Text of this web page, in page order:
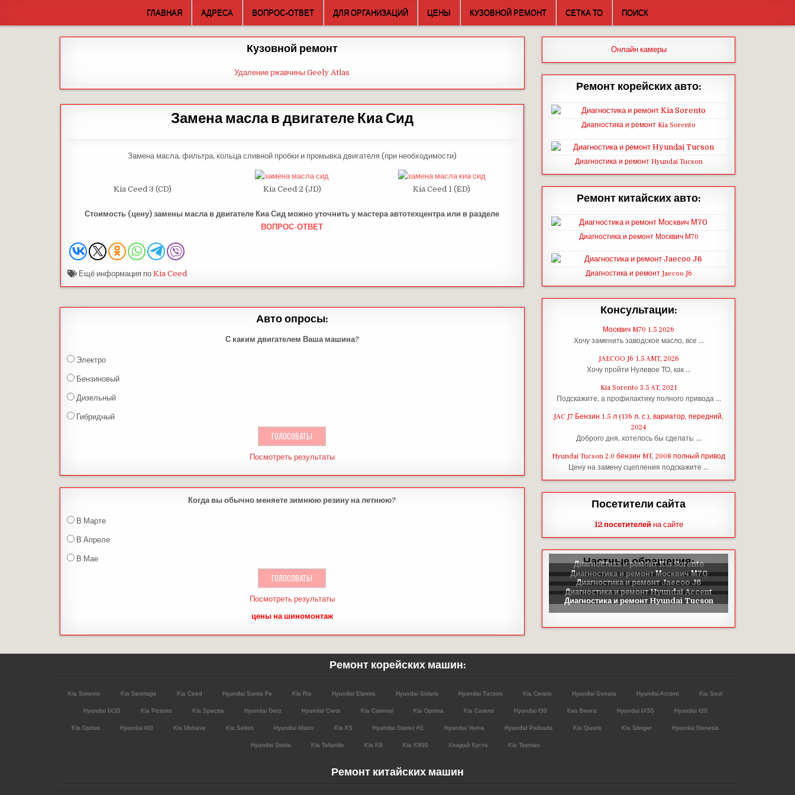
content
ГЛАВНАЯ АДРЕСА ВОПРОС-ОТВЕТ ДЛЯ ОРГАНИЗАЦИЙ ЦЕНЫ КУЗОВНОЙ РЕМОНТ СЕТКА ТО ПОИСК
Кузовной ремонт
Удаление ржавчины Geely Atlas
Замена масла в двигателе Киа Сид
Замена масла, фильтра, кольца сливной пробки и промывка двигателя (при необходимости)
Kia Ceed 3 (CD) Kia Ceed 2 (JD) Kia Ceed 1 (ED)
Стоимость (цену) замены масла в двигателе Киа Сид можно уточнить у мастера автотехцентра или в разделе
ВОПРОС-ОТВЕТ
Ещё информация по Kia Ceed
Авто опросы:
С каким двигателем Ваша машина?
Электро
Бензиновый
Дизельный
Гибридный
Посмотреть результаты
Когда вы обычно меняете зимнюю резину на летнюю?
В Марте
В Апреле
В Мае
Посмотреть результаты
цены на шиномонтаж
Онлайн камеры
Ремонт корейских авто:
Диагностика и ремонт Kia Sorento
Диагностика и ремонт Hyundai Tucson
Ремонт китайских авто:
Диагностика и ремонт Москвич М70
Диагностика и ремонт Jaecoo J6
Консультации:
Москвич M70 1.5 2026
Хочу заменить заводское масло, все …
JAECOO J6 1.5 AMT, 2026
Хочу пройти Нулевое ТО, как …
Kia Sorento 3.5 AT, 2021
Подскажите, а профилактику полного привода …
JAC J7 Бензин 1.5 л (136 л. с.), вариатор, передний,
2024
Доброго дня, хотелось бы сделать: …
Hyundai Tucson 2.0 бензин MT, 2008 полный привод
Цену на замену сцепления подскажите …
Посетители сайта
12 посетителейна сайте
Частные обращения:
Ремонт корейских машин:
Kia Sorento Kia Sportage Kia Ceed Hyundai Santa Fe Kia Rio Hyundai Elantra Hyundai Solaris Hyundai Tucson Kia Cerato Hyundai Sonata Hyundai Accent Kia Soul
Hyundai IX35 Kia Picanto Kia Spectra Hyundai Getz Hyundai Creta Kia Carnival Kia Optima Kia Carens Hyundai I30 Киа Венга Hyundai IX55 Hyundai I20
Kia Opirus Hyundai I40 Kia Mohave Kia Seltos Hyundai Matrix Kia K5 Hyundai Starex H1 Hyundai Verna HyundaI Palisade Kia Quoris Kia Stinger Hyundai Genesis
Hyundai Staria Kia Telluride Kia K8 Kia K900 Хендай Кусто Kia Tasman
Ремонт китайских машин